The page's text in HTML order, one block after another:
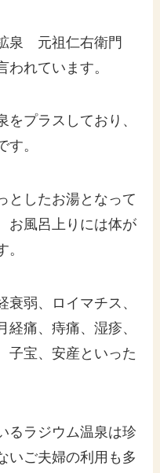
泉 元祖仁右衛門
われています。
プラスしており、
。
としたお湯となって
お風呂上りには体が
弱、ロイマチス、
痛、痔痛、湿疹、
子宝、安産といった
るラジウム温泉は珍
いご夫婦の利用も多